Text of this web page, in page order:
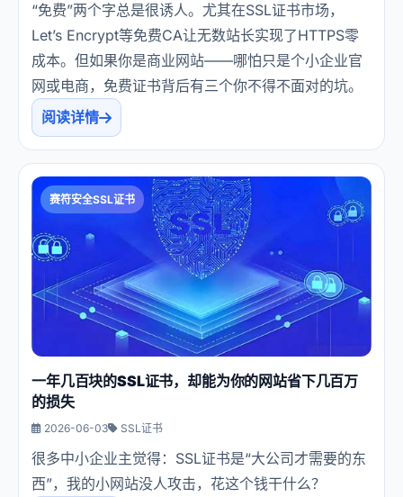
“免费”两个字总是很诱人。尤其在SSL证书市场，
Let’s Encrypt等免费CA让无数站长实现了HTTPS零
成本。但如果你是商业网站——哪怕只是个小企业官
网或电商，免费证书背后有三个你不得不面对的坑。
阅读详情
赛符安全SSL证书
一年几百块的SSL证书，却能为你的网站省下几百万
的损失
2026-06-03 SSL证书
很多中小企业主觉得：SSL证书是“大公司才需要的东
西”，我的小网站没人攻击，花这个钱干什么？